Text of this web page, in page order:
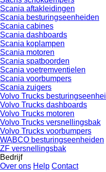
Scania aftakleidingen
Scania besturingseenheiden
Scania cabines
Scania dashboards
Scania koplampen
Scania motoren
Scania spatboorden
Scania voetremventielen
Scania voorbumpers
Scania zuigers
Volvo Trucks
Volvo Trucks dashboards
Volvo Trucks motoren
Volvo Trucks versnellingsbak
Volvo Trucks voorbumpers
WABCO besturingseenheiden
ZF versnellingsbak
Bedrijf
Over ons Help Contact